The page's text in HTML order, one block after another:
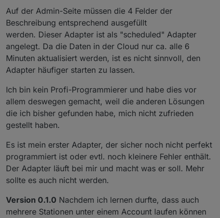
Auf der Admin-Seite müssen die 4 Felder der
Beschreibung entsprechend ausgefüllt
werden. Dieser Adapter ist als "scheduled" Adapter
angelegt. Da die Daten in der Cloud nur ca. alle 6
Minuten aktualisiert werden, ist es nicht sinnvoll, den
Adapter häufiger starten zu lassen.
Ich bin kein Profi-Programmierer und habe dies vor
allem deswegen gemacht, weil die anderen Lösungen
die ich bisher gefunden habe, mich nicht zufrieden
gestellt haben.
Es ist mein erster Adapter, der sicher noch nicht perfekt
programmiert ist oder evtl. noch kleinere Fehler enthält.
Der Adapter läuft bei mir und macht was er soll. Mehr
sollte es auch nicht werden.
Version 0.1.0 Nachdem ich lernen durfte, dass auch
mehrere Stationen unter einem Account laufen können